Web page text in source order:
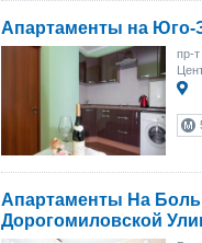
Апартаменты на Юго-
пр-
Апартаменты На
Дорогомиловской